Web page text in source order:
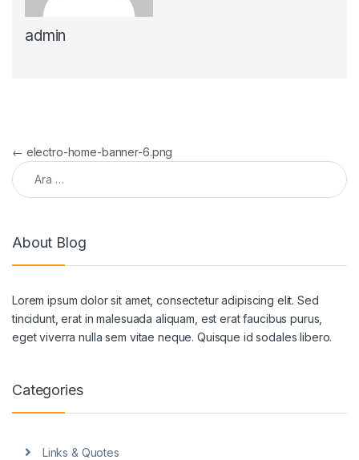
admin
Yazı gezinmesi
← electro-home-banner-6.png
Arama:
About Blog
Lorem ipsum dolor sit amet, consectetur adipiscing elit. Sed
tincidunt, erat in malesuada aliquam, est erat faucibus purus,
eget viverra nulla sem vitae neque. Quisque id sodales libero.
Categories
Links & Quotes